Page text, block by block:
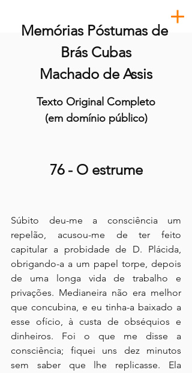
Memórias Póstumas de
Brás Cubas
Machado de Assis
Texto Original Completo
(em domínio público)
76 - O estrume
Súbito deu-me a consciência um
repelão, acusou-me de ter feito
capitular a probidade de D. Plácida,
obrigando-a a um papel torpe, depois
de uma longa vida de trabalho e
privações. Medianeira não era melhor
que concubina, e eu tinha-a baixado a
esse ofício, à custa de obséquios e
dinheiros. Foi o que me disse a
consciência; fiquei uns dez minutos
sem saber que lhe replicasse. Ela